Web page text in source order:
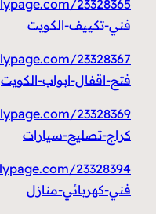
فني-تكييف-الكويت
فتح-اقفال-ابواب-الكويت
كراج-تصليح-سيارات
فني-كهربائي-منازل